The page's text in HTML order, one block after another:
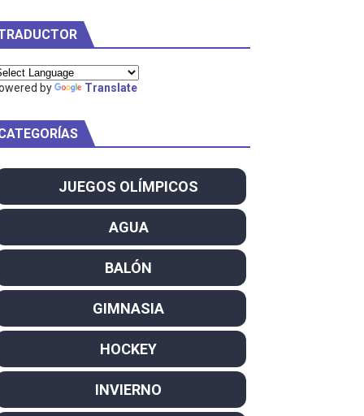
Project
dominan el Europeo
se reparten el botín y Caetano Horta y Rodrigo Conde
decacampeonas y quinto oro consecutivo
Champion
by Translate
JUEGOS OLÍMPICOS
AGUA
BALÓN
GIMNASIA
HOCKEY
INVIERNO